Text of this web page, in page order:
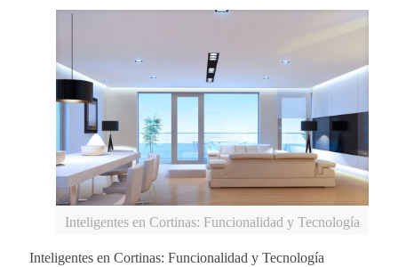
Inteligentes en Cortinas: Funcionalidad y Tecnología
Inteligentes en Cortinas: Funcionalidad y Tecnología